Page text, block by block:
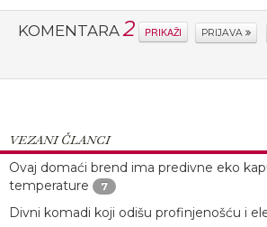
KOMENTARA2 PRIKAŽI PRIJAVA
VEZANI ČLANCI
Ovaj domaći brend ima predivne eko
temperature
7
Divni komadi koji odišu profinjenošću i